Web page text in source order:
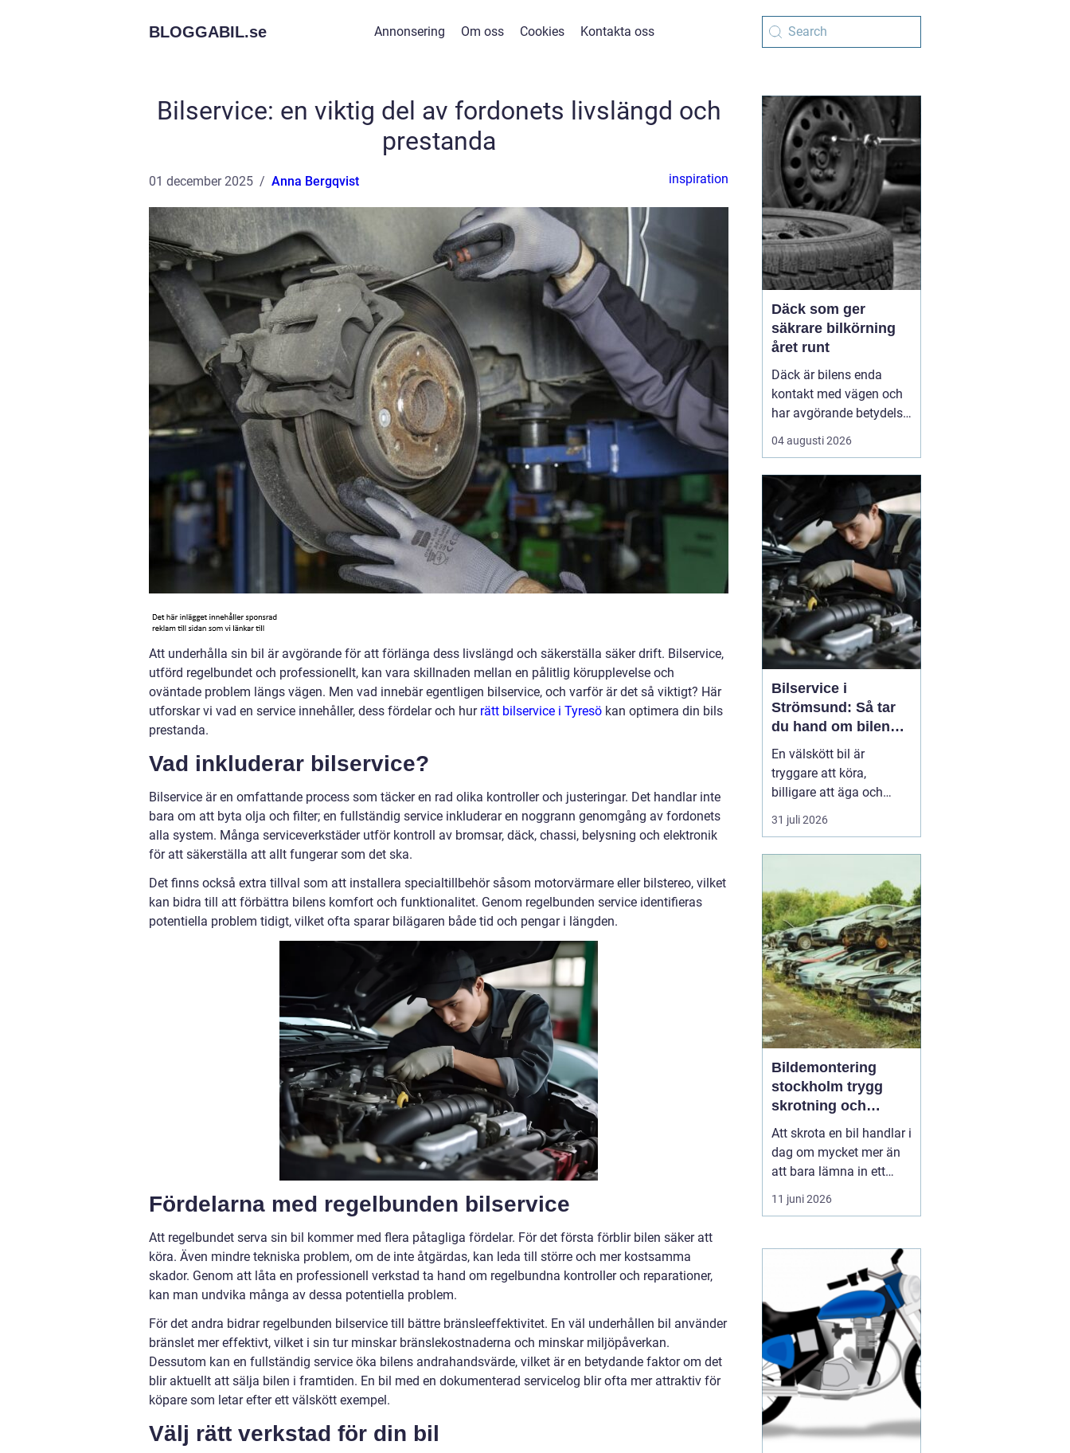
BLOGGABIL.se Annonsering Om oss Cookies Kontakta oss
Bilservice: en viktig del av fordonets livslängd och
prestanda
01 december 2025 Anna Bergqvist inspiration
Att underhålla sin bil är avgörande för att förlänga dess livslängd och säkerställa säker drift. Bilservice,
utförd regelbundet och professionellt, kan vara skillnaden mellan en pålitlig körupplevelse och
oväntade problem längs vägen. Men vad innebär egentligen bilservice, och varför är det så viktigt? Här
utforskar vi vad en service innehåller, dess fördelar och hur rätt bilservice i Tyresö kan optimera din bils
prestanda.
Vad inkluderar bilservice?
Bilservice är en omfattande process som täcker en rad olika kontroller och justeringar. Det handlar inte
bara om att byta olja och filter; en fullständig service inkluderar en noggrann genomgång av fordonets
alla system. Många serviceverkstäder utför kontroll av bromsar, däck, chassi, belysning och elektronik
för att säkerställa att allt fungerar som det ska.
Det finns också extra tillval som att installera specialtillbehör såsom motorvärmare eller bilstereo, vilket
kan bidra till att förbättra bilens komfort och funktionalitet. Genom regelbunden service identifieras
potentiella problem tidigt, vilket ofta sparar bilägaren både tid och pengar i längden.
Fördelarna med regelbunden bilservice
Att regelbundet serva sin bil kommer med flera påtagliga fördelar. För det första förblir bilen säker att
köra. Även mindre tekniska problem, om de inte åtgärdas, kan leda till större och mer kostsamma
skador. Genom att låta en professionell verkstad ta hand om regelbundna kontroller och reparationer,
kan man undvika många av dessa potentiella problem.
För det andra bidrar regelbunden bilservice till bättre bränsleeffektivitet. En väl underhållen bil använder
bränslet mer effektivt, vilket i sin tur minskar bränslekostnaderna och minskar miljöpåverkan.
Dessutom kan en fullständig service öka bilens andrahandsvärde, vilket är en betydande faktor om det
blir aktuellt att sälja bilen i framtiden. En bil med en dokumenterad servicelog blir ofta mer attraktiv för
köpare som letar efter ett välskött exempel.
Välj rätt verkstad för din bil
Däck som ger
säkrare bilkörning
året runt
Däck är bilens enda
kontakt med vägen och
har avgörande betydelse
för både säkerhet,
komfort och
Genom att välja rätt typ
av däck, sköta dem på
rätt s&au...
04 augusti 2026
Bilservice i
Strömsund: Så tar
du hand om bilen
året runt
En välskött bil är
tryggare att köra,
billigare att äga och
enklare att sälja vidare. I
en norrländsk vardag
väglag blir service ännu
viktigar...
31 juli 2026
Bildemontering
stockholm trygg
skrotning och
smarta reservdelar
Att skrota en bil handlar i
dag om mycket mer än
att bara lämna in ett
gammalt fordon. För
många bilägare i och
bildemontering
en fråga om
miljöansvar, ekonomi
och säker hanteri...
11 juni 2026